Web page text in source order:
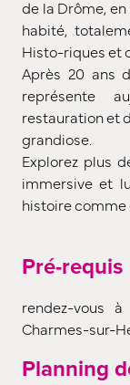
de la Drôme,
habité,
Histo-riques et
Après 20 ans
représente
restauration et
grandiose.
Explorez plus
immersive et
histoire comme
Pré-requis
rendez-vous
Charmes-sur-
Planning